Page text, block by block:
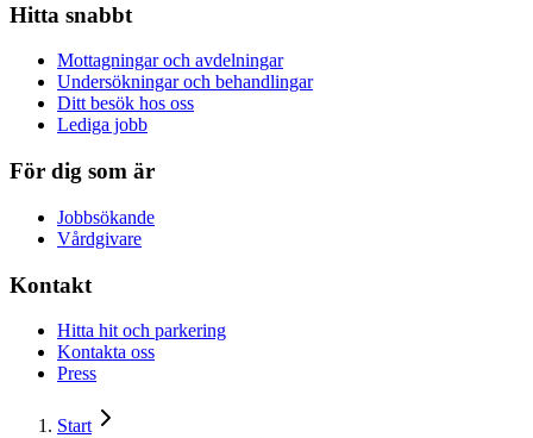
Hitta snabbt
Mottagningar och avdelningar
Undersökningar och behandlingar
Ditt besök hos oss
Lediga jobb
För dig som är
Jobbsökande
Vårdgivare
Kontakt
Hitta hit och parkering
Kontakta oss
Press
Start